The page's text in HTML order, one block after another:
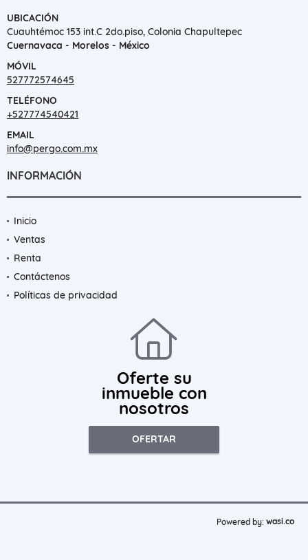
UBICACIÓN
Cuauhtémoc 153 int.C 2do.piso, Colonia Chapultepec
Cuernavaca - Morelos - México
MÓVIL
527772574645
TELÉFONO
+527774540421
EMAIL
info@pergo.com.mx
INFORMACIÓN
Inicio
Ventas
Renta
Contáctenos
Políticas de privacidad
Oferte su
inmueble con
nosotros
OFERTAR
Powered by: wasi.co